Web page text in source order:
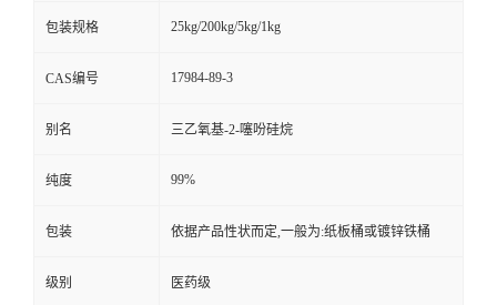
包装规格 25kg/200kg/5kg/1kg
CAS编号 17984-89-3
别名 三乙氧基-2-噻吩硅烷
纯度 99%
包装 依据产品性状而定,一般为:纸板桶或镀锌铁桶
级别 医药级